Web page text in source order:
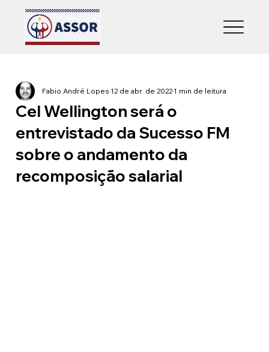
Cel Wellington será o
entrevistado da Sucesso FM
sobre o andamento da
recomposição salarial
Fabio André Lopes12 de abr. de 20221 min de leitura